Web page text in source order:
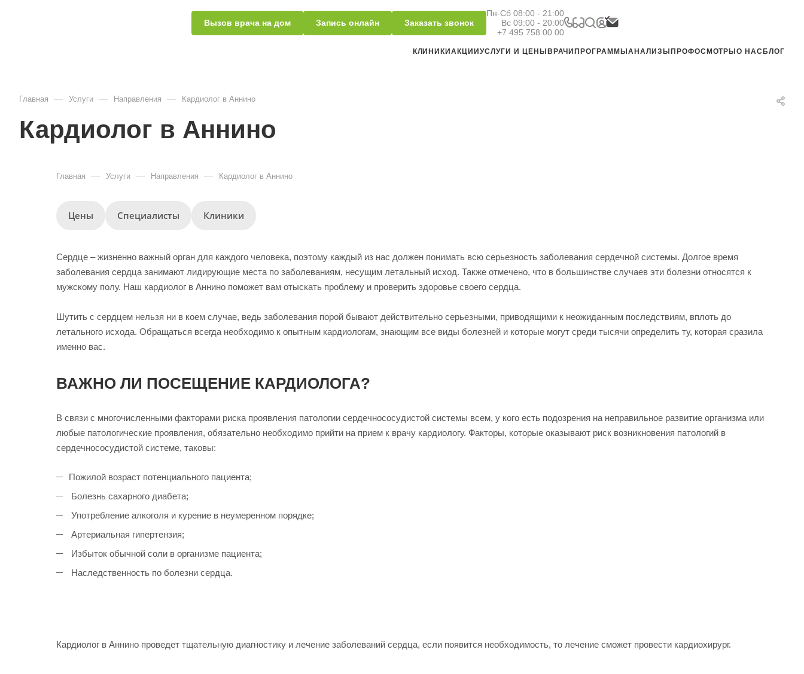
Вызов врача на дом Запись онлайн Заказать звонок
Пн-Сб 08:00 - 21:00
Вс 09:00 - 20:00
+7 495 758 00 00
КЛИНИКИАКЦИИУСЛУГИ И ЦЕНЫ ВРАЧИ ПРОГРАММЫАНАЛИЗЫ ПРОФОСМОТРЫО НАС БЛОГ
Главная — Услуги — Направления — Кардиолог в Аннино
Кардиолог в Аннино
Главная — Услуги — Направления — Кардиолог в Аннино
Цены Специалисты Клиники
Сердце – жизненно важный орган для каждого человека, поэтому каждый из нас должен понимать всю серьезность заболевания сердечной системы. Долгое время
заболевания сердца занимают лидирующие места по заболеваниям, несущим летальный исход. Также отмечено, что в большинстве случаев эти болезни относятся к
мужскому полу. Наш кардиолог в Аннино поможет вам отыскать проблему и проверить здоровье своего сердца.
Шутить с сердцем нельзя ни в коем случае, ведь заболевания порой бывают действительно серьезными, приводящими к неожиданным последствиям, вплоть до
летального исхода. Обращаться всегда необходимо к опытным кардиологам, знающим все виды болезней и которые могут среди тысячи определить ту, которая сразила
именно вас.
ВАЖНО ЛИ ПОСЕЩЕНИЕ КАРДИОЛОГА?
В связи с многочисленными факторами риска проявления патологии сердечнососудистой системы всем, у кого есть подозрения на неправильное развитие организма или
любые патологические проявления, обязательно необходимо прийти на прием к врачу кардиологу. Факторы, которые оказывают риск возникновения патологий в
сердечнососудистой системе, таковы:
Пожилой возраст потенциального пациента;
Болезнь сахарного диабета;
Употребление алкоголя и курение в неумеренном порядке;
Артериальная гипертензия;
Избыток обычной соли в организме пациента;
Наследственность по болезни сердца.
Кардиолог в Аннино проведет тщательную диагностику и лечение заболеваний сердца, если появится необходимость, то лечение сможет провести кардиохирург.